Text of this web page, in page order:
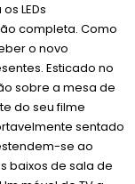
LEDs
completa. Como
o novo
Esticado no
sobre a mesa de
do seu filme
sentado
se ao
baixos de sala de